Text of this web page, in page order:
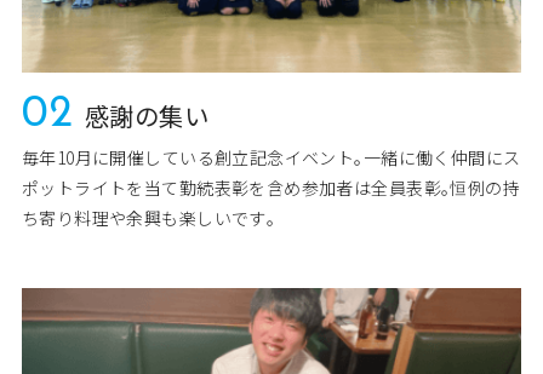
02 感謝の集い
毎年10月に開催している創立記念イベント｡一緒に働く仲間にス
ポットライトを当て勤続表彰を含め参加者は全員表彰｡恒例の持
ち寄り料理や余興も楽しいです｡